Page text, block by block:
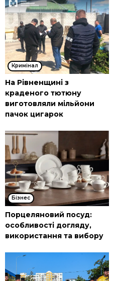
Кримінал
На Рівненщині з
краденого тютюну
виготовляли мільйони
пачок цигарок
Бізнес
Порцеляновий посуд:
особливості догляду,
використання та вибору